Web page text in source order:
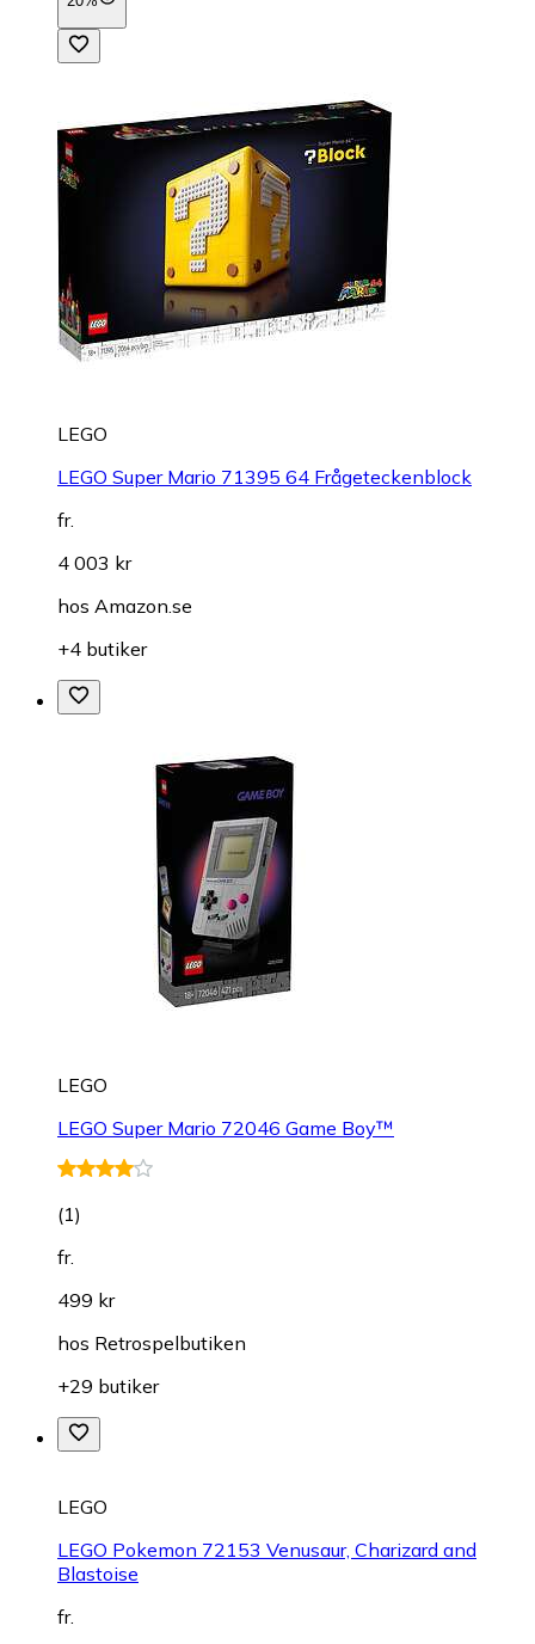
LEGO
LEGO Super Mario 71395 64 Frågeteckenblock
fr.
4 003 kr
hos Amazon.se
+4 butiker
LEGO
LEGO Super Mario 72046 Game Boy™
(1)
fr.
499 kr
hos Retrospelbutiken
+29 butiker
LEGO
LEGO Pokemon 72153 Venusaur, Charizard and
Blastoise
fr.